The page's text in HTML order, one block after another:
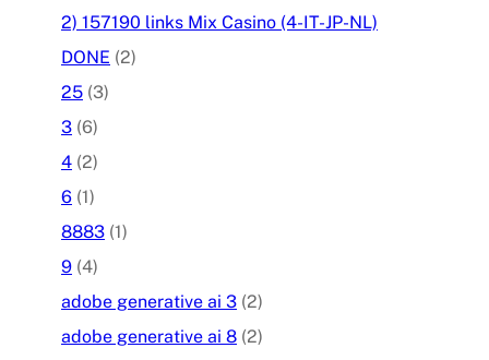
2) 157190 links Mix Casino (4-IT-JP-NL)
DONE (2)
25 (3)
3 (6)
4 (2)
6 (1)
8883 (1)
9 (4)
adobe generative ai 3 (2)
adobe generative ai 8 (2)